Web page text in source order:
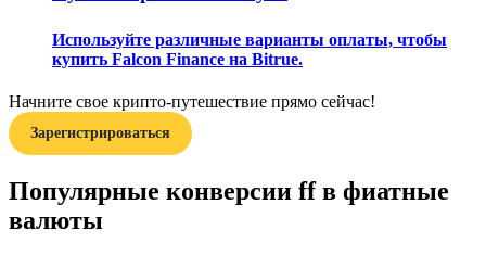
Заработок
Используйте различные варианты оплаты, чтобы
купить Falcon Finance на Bitrue.
Начните свое крипто-путешествие прямо сейчас!
Зарегистрироваться
Популярные конверсии ff в фиатные
валюты